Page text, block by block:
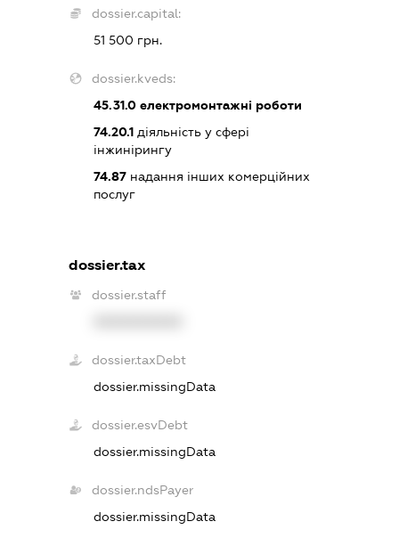
dossier.capital:
51 500 грн.
dossier.kveds:
45.31.0електромонтажні роботи
74.20.1діяльність у сфері
інжинірингу
74.87надання інших комерційних
послуг
dossier.tax
dossier.staff
dossier.taxDebt
dossier.missingData
dossier.esvDebt
dossier.missingData
dossier.ndsPayer
dossier.missingData